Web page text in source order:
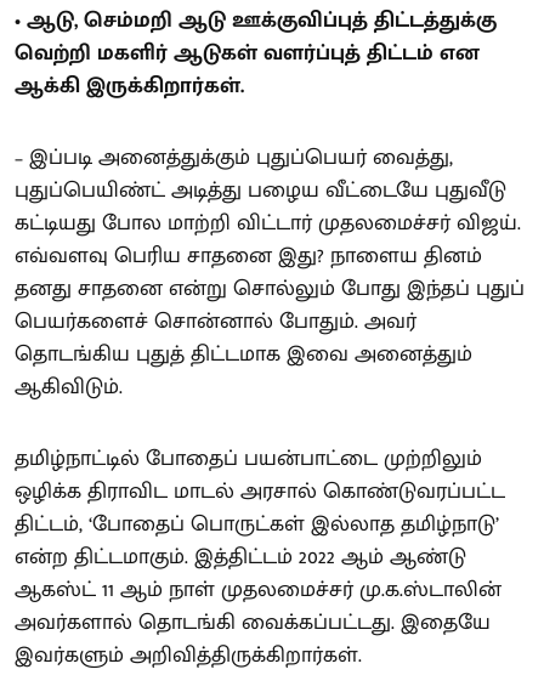
• ஆடு, செம்மறி ஆடு ஊக்குவிப்புத் திட்டத்துக்கு
வெற்றி மகளிர் ஆடுகள் வளர்ப்புத் திட்டம் என
ஆக்கி இருக்கிறார்கள்.
– இப்படி அனைத்துக்கும் புதுப்பெயர் வைத்து,
புதுப்பெயிண்ட் அடித்து பழைய வீட்டையே புதுவீடு
கட்டியது போல மாற்றி விட்டார் முதலமைச்சர் விஜய்.
எவ்வளவு பெரிய சாதனை இது? நாளைய தினம்
தனது சாதனை என்று சொல்லும் போது இந்தப் புதுப்
பெயர்களைச் சொன்னால் போதும். அவர்
தொடங்கிய புதுத் திட்டமாக இவை அனைத்தும்
ஆகிவிடும்.
தமிழ்நாட்டில் போதைப் பயன்பாட்டை முற்றிலும்
ஒழிக்க திராவிட மாடல் அரசால் கொண்டுவரப்பட்ட
திட்டம், ‘போதைப் பொருட்கள் இல்லாத தமிழ்நாடு’
என்ற திட்டமாகும். இத்திட்டம் 2022 ஆம் ஆண்டு
ஆகஸ்ட் 11 ஆம் நாள் முதலமைச்சர் மு.க.ஸ்டாலின்
அவர்களால் தொடங்கி வைக்கப்பட்டது. இதையே
இவர்களும் அறிவித்திருக்கிறார்கள்.